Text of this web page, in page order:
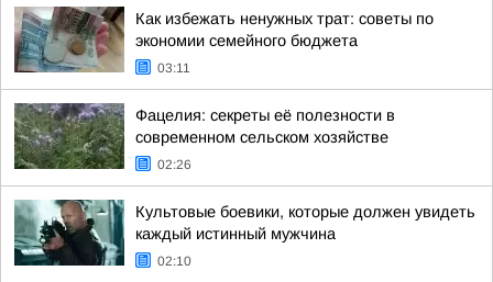
Как избежать ненужных трат: советы по
экономии семейного бюджета
03:11
Фацелия: секреты её полезности в
современном сельском хозяйстве
02:26
Культовые боевики, которые должен увидеть
каждый истинный мужчина
02:10